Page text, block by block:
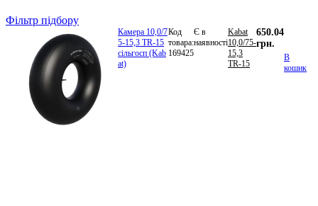
Фільтр підбору
Камера 10,0/7
5-15,3 TR-15
сільгосп (Kab
at)
Код
товара:
169425
Є в
наявності
Kabat
10,0/75-
15,3
TR-15
650.04
грн.
В
кошик